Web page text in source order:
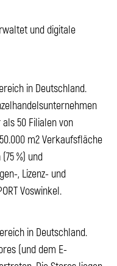
und digitale
in Deutschland.
als 50 Filialen von
m2 Verkaufsfläche
%) und
, Lizenz- und
Voswinkel.
in Deutschland.
(und dem E-